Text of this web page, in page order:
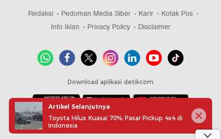
Redaksi Pedoman Media Siber Karir
Kotak Pos
Info Iklan
Privacy Policy Disclaimer
Download aplikasi detikcom
Copyright @ 2026 detikcom, All right reserved
Artikel Selanjutnya
Toyota Hilux Kuasai 70% Pasar Pickup 4x4 di
Indonesia